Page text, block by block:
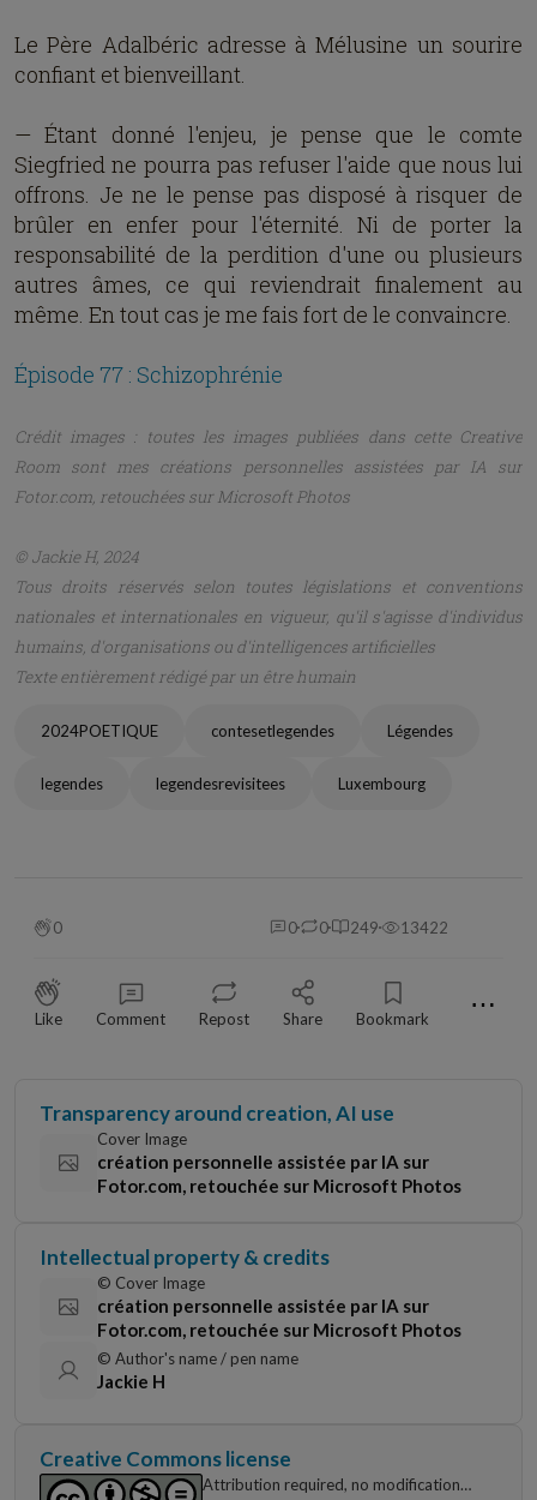
Le Père Adalbéric adresse à Mélusine un sourire
confiant et bienveillant.
— Étant donné l'enjeu, je pense que le comte
Siegfried ne pourra pas refuser l'aide que nous lui
offrons. Je ne le pense pas disposé à risquer de
brûler en enfer pour l'éternité. Ni de porter la
responsabilité de la perdition d'une ou plusieurs
autres âmes, ce qui reviendrait finalement au
même. En tout cas je me fais fort de le convaincre.
Épisode 77 : Schizophrénie
Crédit images : toutes les images publiées dans cette Creative
Room sont mes créations personnelles assistées par IA sur
Fotor.com, retouchées sur Microsoft Photos
© Jackie H, 2024
Tous droits réservés selon toutes législations et conventions
nationales et internationales en vigueur, qu'il s'agisse d'individus
humains, d'organisations ou d'intelligences artificielles
Texte entièrement rédigé par un être humain
2024POETIQUE contesetlegendes Légendes
legendes legendesrevisitees Luxembourg
0 0 0 249 13422
Like Comment Repost Share Bookmark ⋯
Transparency around creation, AI use
Cover Image
création personnelle assistée par IA sur
Fotor.com, retouchée sur Microsoft Photos
Intellectual property & credits
© Cover Image
création personnelle assistée par IA sur
Fotor.com, retouchée sur Microsoft Photos
© Author's name / pen name
Jackie H
Creative Commons license
Attribution required, no modifications,